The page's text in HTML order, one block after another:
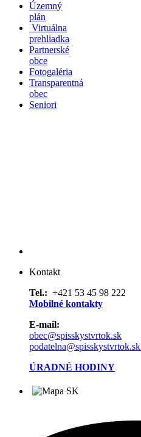
Územný
plán
Virtuálna
prehliadka
Partnerské
obce
Fotogaléria
Transparentná
obec
Seniori
Kontakt
Tel.: +421 53 45 98 222
Mobilné kontakty
E-mail:
obec@spisskystvrtok.sk
podatelna@spisskystvrtok.sk
ÚRADNÉ HODINY